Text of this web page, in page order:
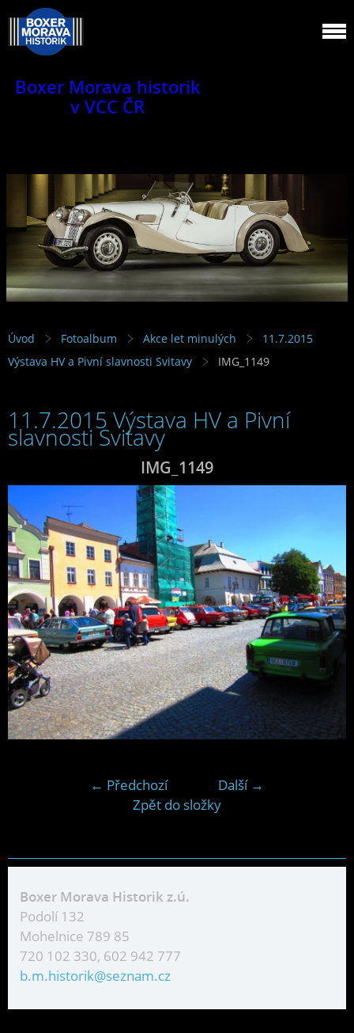
Boxer Morava historik
v VCC ČR
Jsme klub veteránů.
Úvod Fotoalbum Akce let minulých
11.7.2015
Výstava HV a Pivní slavnosti Svitavy
IMG_1149
11.7.2015 Výstava HV a Pivní
slavnosti Svitavy
IMG_1149
← Předchozí
Další →
Zpět do složky
Boxer Morava Historik z.ú.
Podolí 132
Mohelnice 789 85
720 102 330, 602 942 777
b.m.historik@seznam.cz